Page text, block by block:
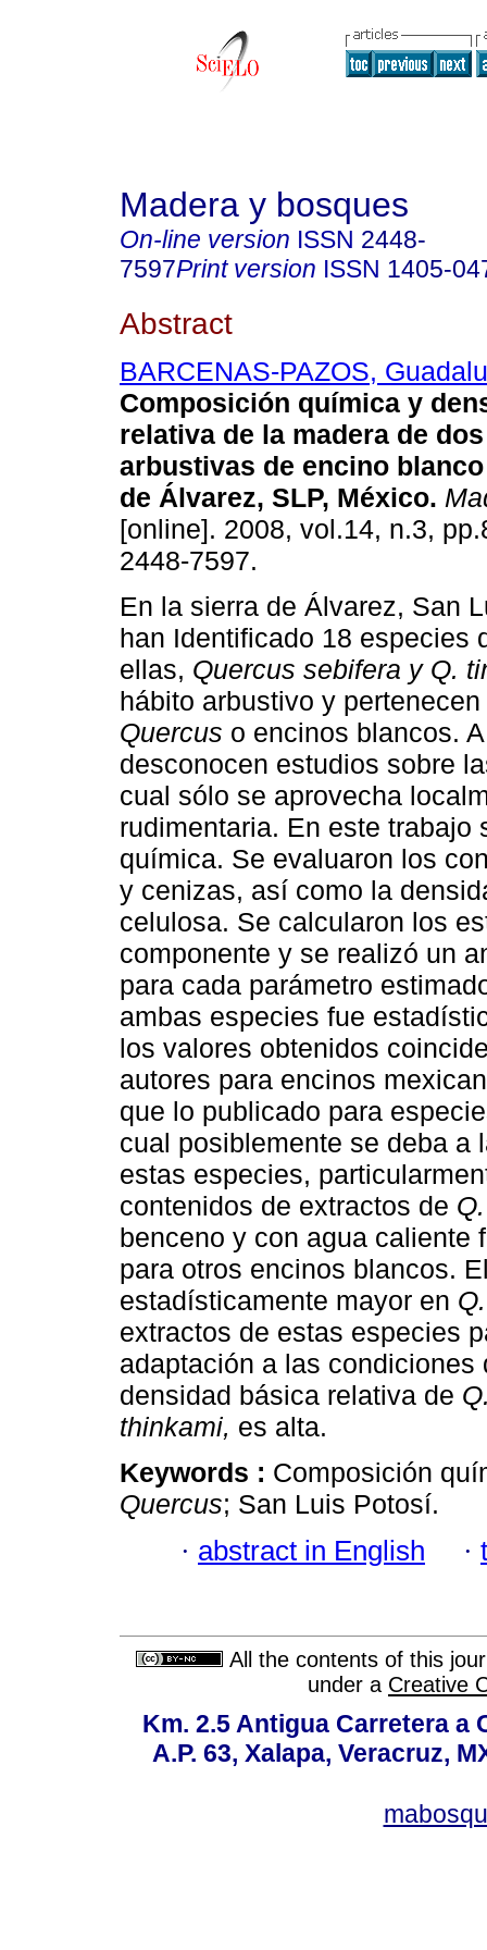
Madera y bosques
On-line version ISSN 2448-
7597Print version ISSN 1405-
Abstract
BARCENAS-PAZOS,
Composición química y
relativa de la madera de
arbustivas de encino
de Álvarez, SLP, México.
[online]. 2008, vol.14, n.3,
2448-7597.
En la sierra de Álvarez, San
han Identificado 18 especies
ellas, Quercus sebifera y Q.
hábito arbustivo y
Quercus o encinos blancos.
desconocen estudios sobre
cual sólo se aprovecha
rudimentaria. En este
química. Se evaluaron los
y cenizas, así como la
celulosa. Se calcularon los
componente y se realizó un
para cada parámetro
ambas especies fue
los valores obtenidos
autores para encinos
que lo publicado para
cual posiblemente se deba a
estas especies,
contenidos de extractos de
benceno y con agua caliente
para otros encinos blancos.
estadísticamente mayor en
extractos de estas especies
adaptación a las
densidad básica relativa de
thinkami, es alta.
Keywords : Composición
Quercus; San Luis Potosí.
· abstract in English ·
All the contents of this
under a Creative
Km. 2.5 Antigua Carretera a
A.P. 63, Xalapa, Veracruz,